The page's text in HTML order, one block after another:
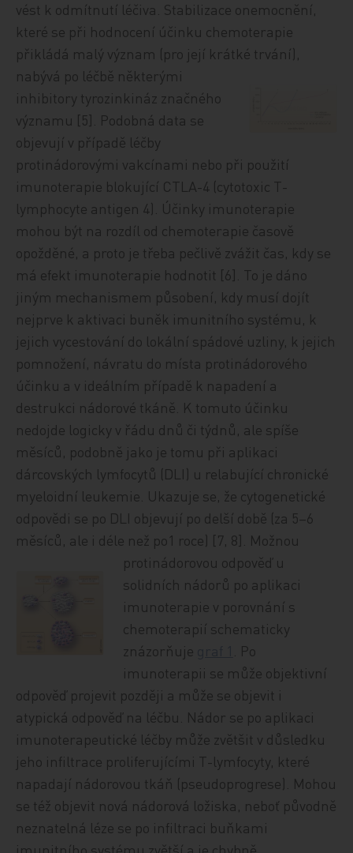
vést k odmítnutí léčiva. Stabilizace onemocnění,
které se při hodnocení účinku chemoterapie
přikládá malý význam (pro její krátké trvání),
nabývá po léčbě některými
inhibitory tyrozinkináz značného
významu [5]. Podobná data se
objevují v případě léčby
protinádorovými vakcínami nebo při použití
imunoterapie blokující CTLA-4 (cytotoxic T-
lymphocyte antigen 4). Účinky imunoterapie
mohou být na rozdíl od chemoterapie časově
opožděné, a proto je třeba pečlivě zvážit čas, kdy se
má efekt imunoterapie hodnotit [6]. To je dáno
jiným mechanismem působení, kdy musí dojít
nejprve k aktivaci buněk imunitního systému, k
jejich vycestování do lokální spádové uzliny, k jejich
pomnožení, návratu do místa protinádorového
účinku a v ideálním případě k napadení a
destrukci nádorové tkáně. K tomuto účinku
nedojde logicky v řádu dnů či týdnů, ale spíše
měsíců, podobně jako je tomu při aplikaci
dárcovských lymfocytů (DLI) u relabující chronické
myeloidní leukemie. Ukazuje se, že cytogenetické
odpovědi se po DLI objevují po delší době (za 5–6
měsíců, ale i déle než po1 roce) [7, 8]. Možnou
protinádorovou odpověď u
solidních nádorů po aplikaci
imunoterapie v porovnání s
chemoterapií schematicky
znázorňuje
. Po
imunoterapii se může objektivní
odpověď projevit později a může se objevit i
atypická odpověď na léčbu. Nádor se po aplikaci
imunoterapeutické léčby může zvětšit v důsledku
jeho infiltrace proliferujícími T-lymfocyty, které
napadají nádorovou tkáň (pseudoprogrese). Mohou
se též objevit nová nádorová ložiska, neboť původně
neznatelná léze se po infiltraci buňkami